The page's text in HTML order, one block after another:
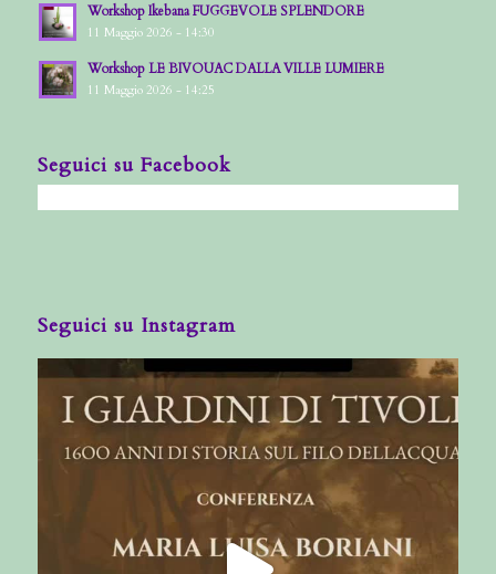
Workshop Ikebana FUGGEVOLE SPLENDORE
11 Maggio 2026 - 14:30
Workshop LE BIVOUAC DALLA VILLE LUMIERE
11 Maggio 2026 - 14:25
Seguici su Facebook
Seguici su Instagram